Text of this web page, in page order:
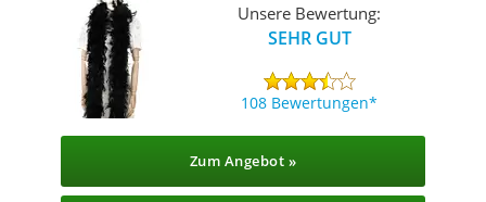
Unsere Bewertung:
SEHR GUT
108 Bewertungen
Zum Angebot »